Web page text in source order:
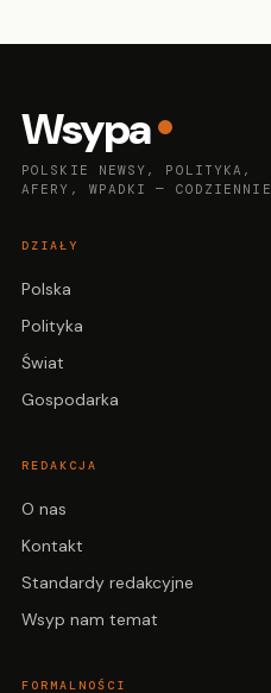
Wsypa
POLSKIE NEWSY, POLITYKA,
AFERY, WPADKI — CODZIENNIE
DZIAŁY
Polska
Polityka
Świat
Gospodarka
REDAKCJA
O nas
Kontakt
Standardy redakcyjne
Wsyp nam temat
FORMALNOŚCI